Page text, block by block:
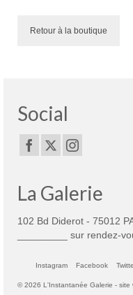
Retour à la boutique
Social
La Galerie
102 Bd Diderot - 75012
_________ sur rendez-
Instagram Facebook
© 2026 L'Instantanée Galerie - site